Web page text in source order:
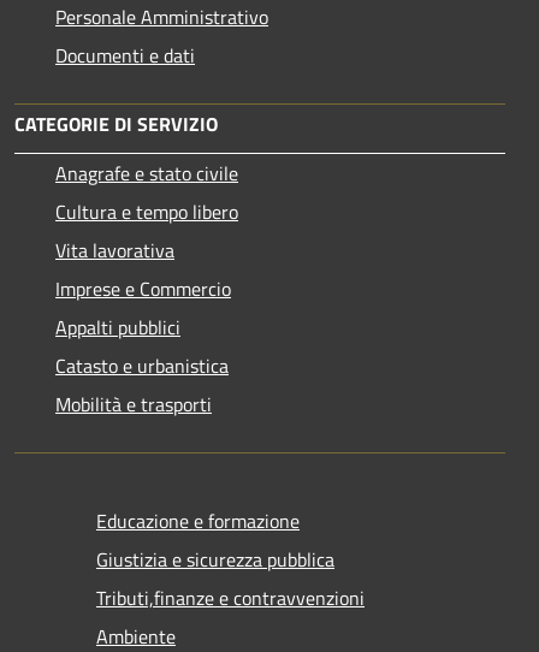
Personale Amministrativo
Documenti e dati
CATEGORIE DI SERVIZIO
Anagrafe e stato civile
Cultura e tempo libero
Vita lavorativa
Imprese e Commercio
Appalti pubblici
Catasto e urbanistica
Mobilità e trasporti
Educazione e formazione
Giustizia e sicurezza pubblica
Tributi,finanze e contravvenzioni
Ambiente